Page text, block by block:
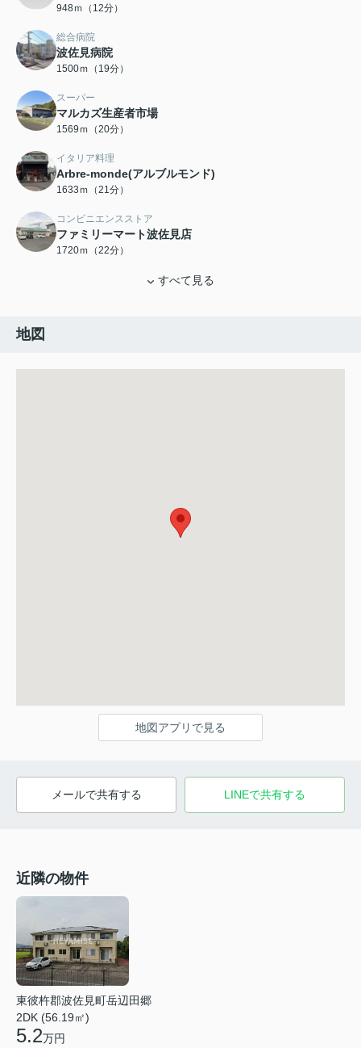
948ｍ（12分）
総合病院
波佐見病院
1500ｍ（19分）
スーパー
マルカズ生産者市場
1569ｍ（20分）
イタリア料理
Arbre-monde(アルブルモンド)
1633ｍ（21分）
コンビニエンスストア
ファミリーマート波佐見店
1720ｍ（22分）
すべて見る
地図
地図アプリで見る
メールで共有する LINEで共有する
近隣の物件
東彼杵郡波佐見町岳辺田郷
2DK (56.19㎡)
5.2万円